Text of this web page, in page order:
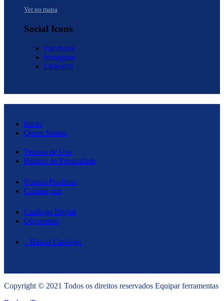
Ver no mapa
Social Icons
Facebook
Instagram
LinkedIn
Início
Quem Somos
Termos de Uso
Politica de Privacidade
Nossos Produtos
Contate-nos
Catálogo Digital
Orçamento
– Baixar Catálogo
Copyright © 2021 Todos os direitos reservados Equipar ferramentas